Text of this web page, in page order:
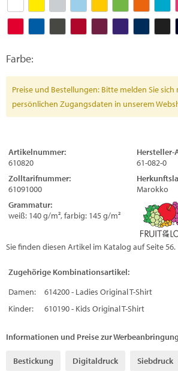
Farbe:
Preise und Bestellungen: Bitte melden Sie sich
persönlichen Zugangsdaten in unserem
Artikelnummer:
610820
Hersteller-
61-082-0
Zolltarifnummer:
61091000
Marokko
Grammatur:
weiß: 140 g/m², farbig: 145 g/m²
Sie finden diesen Artikel im Katalog auf Seite 56.
Zugehörige Kombinationsartikel:
Damen:
614200 - Ladies Original T-Shirt
Kinder:
610190 - Kids Original T-Shirt
Informationen und Preise zur
Bestickung Digitaldruck Siebdruck